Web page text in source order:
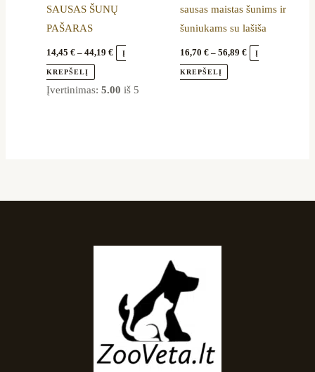
SAUSAS ŠUNŲ
PAŠARAS
14,45€ – 44,19€ Į
KREPŠELĮ
the
page
Įvertinimas:5.00 iš 5
sausas maistas šunims ir
šuniukams su lašiša
16,70 € – 56,89 € Į
KREPŠELĮ
the
product
page